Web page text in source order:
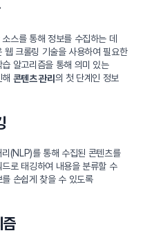
스를 통해 정보를 수집하는 데
크롤링 기술을 사용하여 필요한
알고리즘을 통해 의미 있는
콘텐츠 관리의 첫 단계인 정보
(NLP)를 통해 수집된 콘텐츠를
로 태깅하여 내용을 분류할 수
손쉽게 찾을 수 있도록